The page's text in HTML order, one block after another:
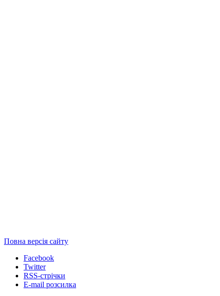
Повна версія сайту
Facebook
Twitter
RSS-стрічки
E-mail розсилка